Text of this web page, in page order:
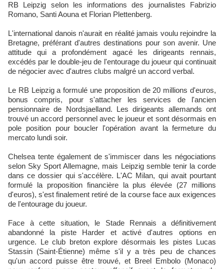
RB Leipzig selon les informations des journalistes Fabrizio
Romano, Santi Aouna et Florian Plettenberg.
L'international danois n'aurait en réalité jamais voulu rejoindre la
Bretagne, préférant d'autres destinations pour son avenir. Une
attitude qui a profondément agacé les dirigeants rennais,
excédés par le double-jeu de l'entourage du joueur qui continuait
de négocier avec d'autres clubs malgré un accord verbal.
Le RB Leipzig a formulé une proposition de 20 millions d'euros,
bonus compris, pour s'attacher les services de l'ancien
pensionnaire de Nordsjaelland. Les dirigeants allemands ont
trouvé un accord personnel avec le joueur et sont désormais en
pole position pour boucler l'opération avant la fermeture du
mercato lundi soir.
Chelsea tente également de s'immiscer dans les négociations
selon Sky Sport Allemagne, mais Leipzig semble tenir la corde
dans ce dossier qui s'accélère. L'AC Milan, qui avait pourtant
formulé la proposition financière la plus élevée (27 millions
d'euros), s'est finalement retiré de la course face aux exigences
de l'entourage du joueur.
Face à cette situation, le Stade Rennais a définitivement
abandonné la piste Harder et activé d'autres options en
urgence. Le club breton explore désormais les pistes Lucas
Stassin (Saint-Étienne) même s'il y a très peu de chances
qu'un accord puisse être trouvé, et Breel Embolo (Monaco)